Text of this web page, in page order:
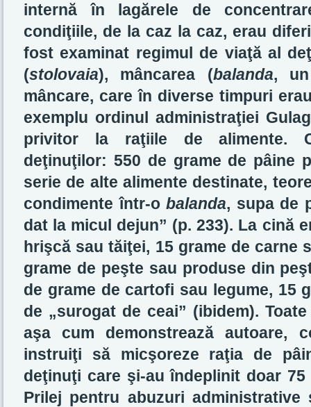
internă în lagărele de
condiţiile, de la caz la caz, erau
fost examinat regimul de viaţă al
(stolovaia), mâncarea (balanda,
mâncare, care în diverse timpuri
exemplu ordinul administraţiei
privitor la raţiile de alimente.
deţinuţilor: 550 de grame de pâine
serie de alte alimente destinate,
condimente într-obalanda, supa de
dat la micul dejun” (p. 233). La cină
hrişcă sau tăiţei, 15 grame de carne
grame de peşte sau produse din
de grame de cartofi sau legume, 15
de „surogat de ceai” (ibidem).
aşa cum demonstrează autoare,
instruiţi să micşoreze raţia de
deţinuţi care şi-au îndeplinit doar
Prilej pentru abuzuri administrative